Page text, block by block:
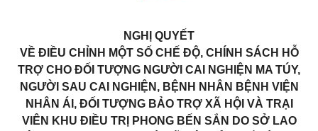
NGHỊ QUYẾT
VỀ ĐIỀU CHỈNH MỘT SỐ CHẾ ĐỘ, CHÍNH SÁCH HỖ
TRỢ CHO ĐỐI TƯỢNG NGƯỜI CAI NGHIỆN MA TÚY,
NGƯỜI SAU CAI NGHIỆN, BỆNH NHÂN BỆNH VIỆN
NHÂN ÁI, ĐỐI TƯỢNG BẢO TRỢ XÃ HỘI VÀ TRẠI
VIÊN KHU ĐIỀU TRỊ PHONG BẾN SẮN DO SỞ LAO